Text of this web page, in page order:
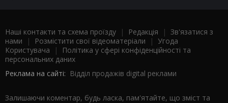
Наші контакти та схема проїзду | Редакція | Зв'язатися з
нами | Розмістити свої відеоматеріали | Угода
Користувача |
Політика у сфері конфіденційності та
персональних даних
Реклама на сайті: Відділ продажів digital реклами
Залишаючи коментар, будь ласка, пам'ятайте, що зміст та